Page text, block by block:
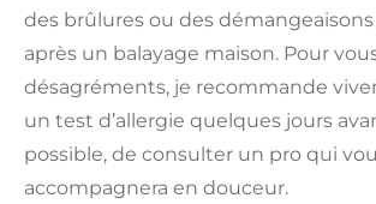
des brûlures ou des
après un balayage maison. Pour
désagréments, je recommande
un test d’allergie quelques jours
possible, de consulter un pro qui
accompagnera en douceur.